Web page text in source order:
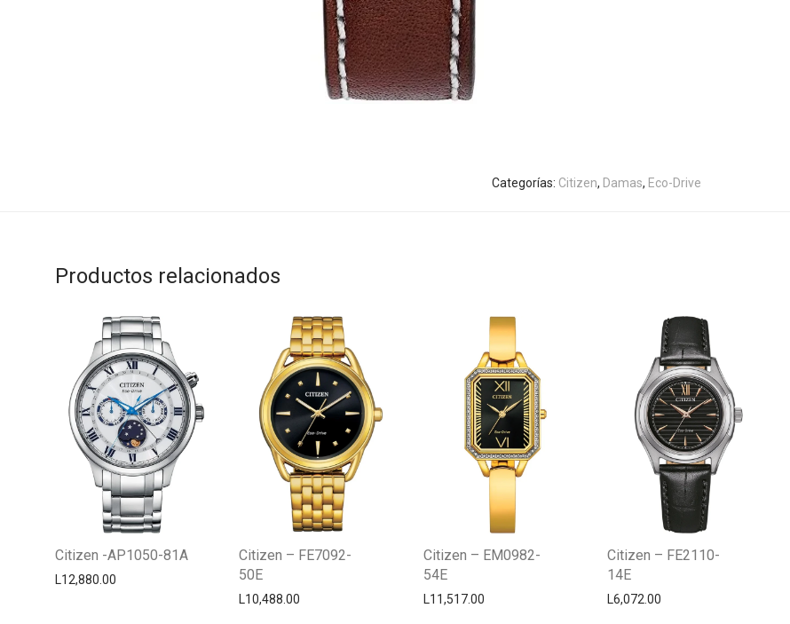
Categorías: Citizen, Damas, Eco-Drive
Productos relacionados
Citizen -AP1050-81A
L12,880.00
Citizen – FE7092-
50E
L10,488.00
Citizen – EM0982-
54E
L11,517.00
Citizen – FE2110-
14E
L6,072.00